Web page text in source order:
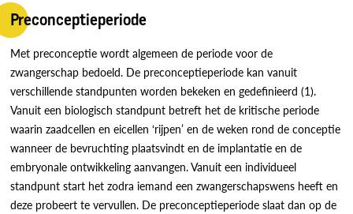
Preconceptieperiode
Met preconceptie wordt algemeen de periode voor de
zwangerschap bedoeld. De preconceptieperiode kan vanuit
verschillende standpunten worden bekeken en gedefinieerd (1).
Vanuit een biologisch standpunt betreft het de kritische periode
waarin zaadcellen en eicellen ‘rijpen’ en de weken rond de conceptie
wanneer de bevruchting plaatsvindt en de implantatie en de
embryonale ontwikkeling aanvangen. Vanuit een individueel
standpunt start het zodra iemand een zwangerschapswens heeft en
deze probeert te vervullen. De preconceptieperiode slaat dan op de